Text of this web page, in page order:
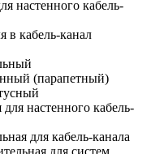
настенного кабель-
в кабель-канал
(парапетный)
настенного кабель-
для кабель-канала
для систем